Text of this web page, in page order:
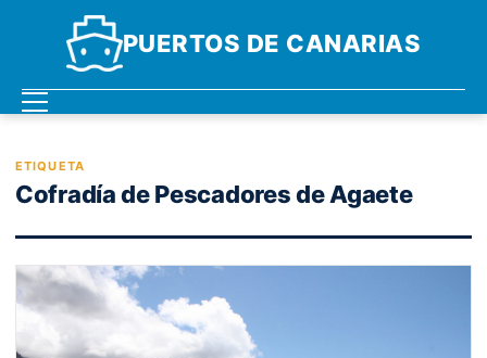
PUERTOS DE CANARIAS
ETIQUETA
Cofradía de Pescadores de Agaete